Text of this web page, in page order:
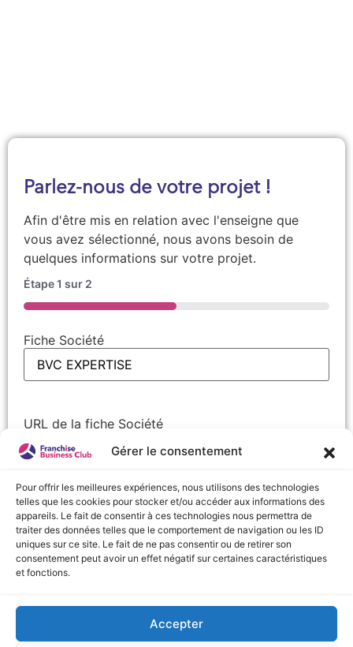
Gérer le consentement
Pour offrir les meilleures expériences, nous utilisons des technologies
telles que les cookies pour stocker et/ou accéder aux informations des
appareils. Le fait de consentir à ces technologies nous permettra de
traiter des données telles que le comportement de navigation ou les ID
uniques sur ce site. Le fait de ne pas consentir ou de retirer son
consentement peut avoir un effet négatif sur certaines caractéristiques
et fonctions.
Accepter
Parlez-nous de votre projet !
Afin d'être mis en relation avec l'enseigne que
vous avez sélectionné, nous avons besoin de
quelques informations sur votre projet.
Étape1 sur 2
50%
Fiche Société
URL de la fiche Société
Nom(Nécessaire)
Prénom
Nom